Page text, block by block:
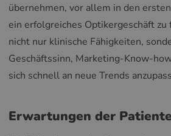
übernehmen, vor allem in den
ein erfolgreiches Optikergeschäft zu
nicht nur klinische Fähigkeiten,
Geschäftssinn, Marketing-Know-
sich schnell an neue Trends
Erwartungen der